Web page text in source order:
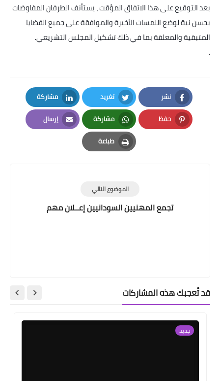
بعد التوقيع على هذا الاتفاق المؤقت ، يستأنف الطرفان المفاوضات
بحسن نية لوضع اللمسات الأخيرة والموافقة على جميع القضايا
المتبقية والمعلقة بما في ذلك تشكيل المجلس التشريعي.
.
نشر
Facebook
تغريد
Twitter
مشاركة
LinkedIn
حفظ
Pinterest
مشاركة
Whatsapp
إرسال
Email
طباعة
Print
الموضوع التالي
تجمع المهنيين السودانيين إعــلان مهم
قد تُعجبك هذه المشاركات
جديد